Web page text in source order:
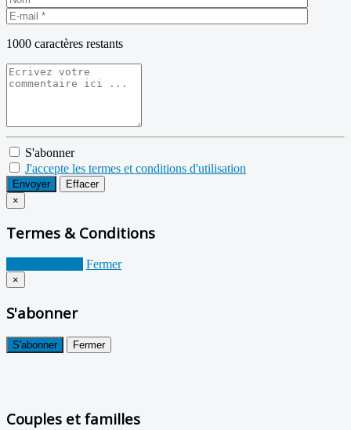
1000 caractères restants
S'abonner
J'accepte les termes et conditions d'utilisation
Envoyer
Effacer
×
Termes & Conditions
Fermer
×
S'abonner
S'abonner Fermer
Couples et familles